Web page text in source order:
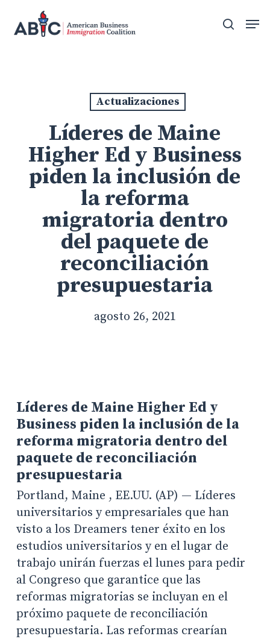
search
Actualizaciones
Líderes de Maine
Higher Ed y Business
piden la inclusión de
la reforma
migratoria dentro
del paquete de
reconciliación
presupuestaria
agosto 26, 2021
Líderes de Maine Higher Ed y
Business piden la inclusión de la
reforma migratoria dentro del
paquete de reconciliación
presupuestaria
Portland, Maine , EE.UU. (AP) — Líderes
universitarios y empresariales que han
visto a los Dreamers tener éxito en los
estudios universitarios y en el lugar de
trabajo unirán fuerzas el lunes para pedir
al Congreso que garantice que las
reformas migratorias se incluyan en el
próximo paquete de reconciliación
presupuestaria. Las reformas crearían